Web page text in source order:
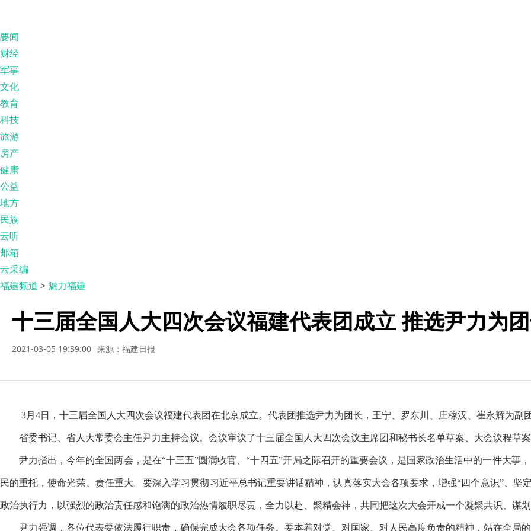
要闻
财经
军事
文化
教育
科技
旅游
房产
健康
公益
地方
民族
云听
邮箱
云采编
福建频道 > 魅力福建
十三届全国人大四次会议福建代表团成立 推选尹力为
2021-03-05 19:39:00 来源：福建日报
3月4日，十三届全国人大四次会议福建代表团在北京成立。代表团推选尹力为团长，王宁、罗东川、庄稼汉、崔永辉为副
省委书记、省人大常委会主任尹力主持会议。会议审议了十三届全国人大四次会议主席团和秘书长名单草案、大会议程草
尹力指出，今年的全国两会，是在“十三五”圆满收官、“十四五”开局之际召开的重要会议，是国家政治生活中的一件大事
民的重托，使命光荣、责任重大。要深入学习贯彻习近平总书记重要讲话精神，认真落实大会各项要求，增强“四个意识”、坚
政治执行力，以强烈的政治责任感和饱满的政治热情履职尽责，全力以赴、聚精会神，共同把这次大会开成一个凝聚共识、谋
尹力强调，各位代表要依法履行职责，确保完成大会各项任务。要本着对党、对国家、对人民高度负责的精神，站在全局